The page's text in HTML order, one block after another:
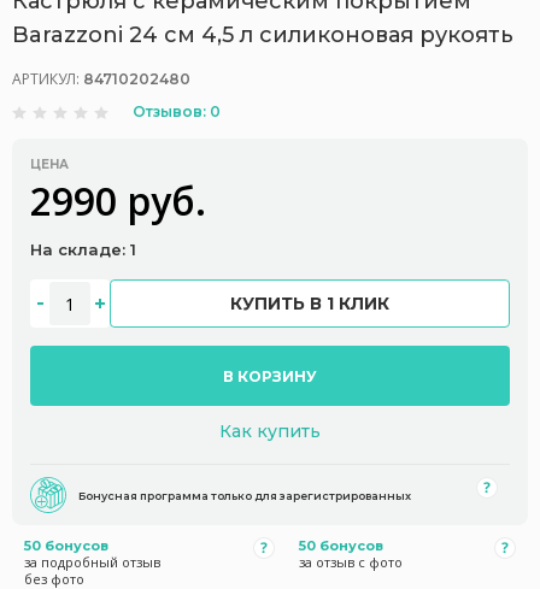
Barazzoni 24 см 4,5 л силиконовая рукоять
АРТИКУЛ: 84710202480
Отзывов: 0
ЦЕНА
2990 руб.
На складе: 1
КУПИТЬ В 1 КЛИК
В КОРЗИНУ
Как купить
Бонусная программа только для зарегистрированных
50 бонусов
за подробный отзыв
без фото
50 бонусов
за отзыв с фото